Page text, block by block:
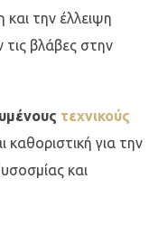
την έλλειψη
τις βλάβες στην
τεχνικούς
καθοριστική για την
και